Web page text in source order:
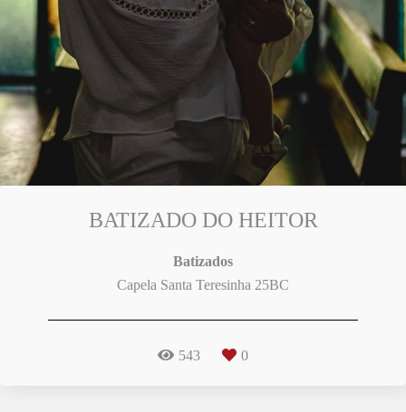
BATIZADO DO HEITOR
Batizados
Capela Santa Teresinha 25BC
543 0